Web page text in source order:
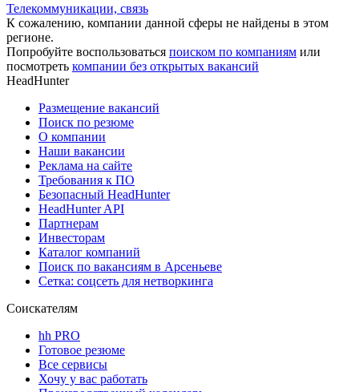
Телекоммуникации, связь
К сожалению, компании данной сферы не найдены в этом
регионе.
Попробуйте воспользоваться поиском по компаниям или
посмотреть компании без открытых вакансий
HeadHunter
Размещение вакансий
Поиск по резюме
О компании
Наши вакансии
Реклама на сайте
Требования к ПО
Безопасный HeadHunter
HeadHunter API
Партнерам
Инвесторам
Каталог компаний
Поиск по вакансиям в Арсеньеве
Сетка: соцсеть для нетворкинга
Соискателям
hh PRO
Готовое резюме
Все сервисы
Хочу у вас работать